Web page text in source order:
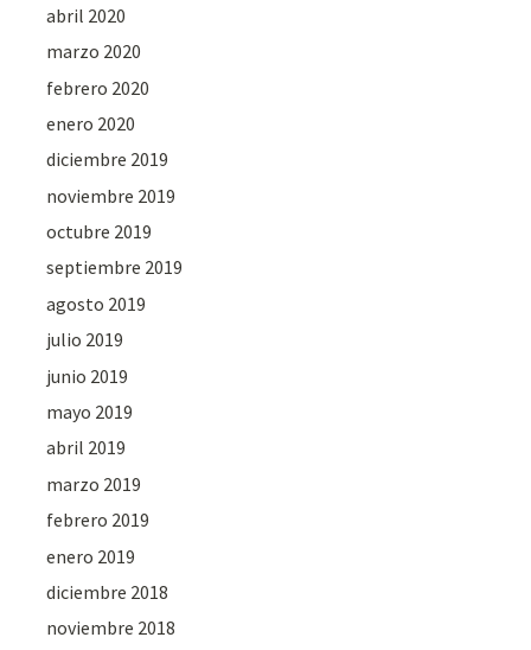
abril 2020
marzo 2020
febrero 2020
enero 2020
diciembre 2019
noviembre 2019
octubre 2019
septiembre 2019
agosto 2019
julio 2019
junio 2019
mayo 2019
abril 2019
marzo 2019
febrero 2019
enero 2019
diciembre 2018
noviembre 2018